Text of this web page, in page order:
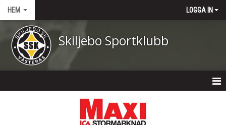
HEM LOGGA IN
Skiljebo Sportklubb